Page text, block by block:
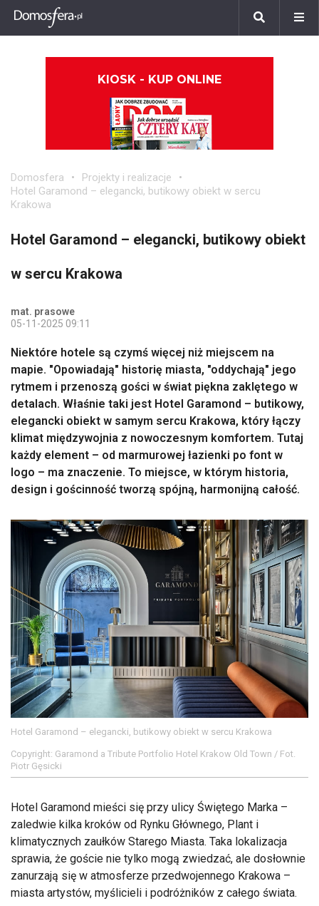
KIOSK - KUP ONLINE
Domosfera
Projekty i realizacje
Hotel Garamond – elegancki, butikowy obiekt w sercu
Krakowa
Hotel Garamond – elegancki, butikowy obiekt
w sercu Krakowa
mat. prasowe
05-11-2025 09:11
Niektóre hotele są czymś więcej niż miejscem na
mapie. "Opowiadają" historię miasta, "oddychają" jego
rytmem i przenoszą gości w świat piękna zaklętego w
detalach. Właśnie taki jest Hotel Garamond – butikowy,
elegancki obiekt w samym sercu Krakowa, który łączy
klimat międzywojnia z nowoczesnym komfortem. Tutaj
każdy element – od marmurowej łazienki po font w
logo – ma znaczenie. To miejsce, w którym historia,
design i gościnność tworzą spójną, harmonijną całość.
Hotel Garamond – elegancki, butikowy obiekt w sercu Krakowa
Copyright: Garamond a Tribute Portfolio Hotel Krakow Old Town / Fot.
Piotr Gęsicki
Hotel Garamond mieści się przy ulicy Świętego Marka –
zaledwie kilka kroków od Rynku Głównego, Plant i
klimatycznych zaułków Starego Miasta. Taka lokalizacja
sprawia, że goście nie tylko mogą zwiedzać, ale dosłownie
zanurzają się w atmosferze przedwojennego Krakowa –
miasta artystów, myślicieli i podróżników z całego świata.